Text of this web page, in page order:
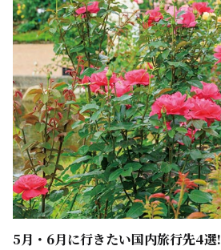
5月・6月に行きたい国内旅行先4選!